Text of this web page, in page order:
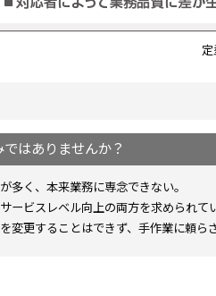
はありませんか？
多く、本来業務に専念できない。
ービスレベル向上の両方を求められて
変更することはできず、手作業に頼ら